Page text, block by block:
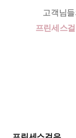
고객님
프린세스